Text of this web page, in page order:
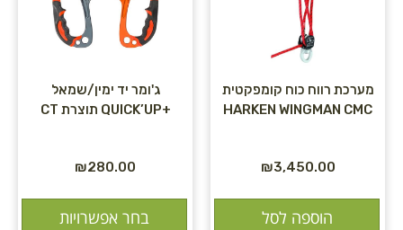
מערכת רווח כוח קומפקטית
HARKEN WINGMAN CMC
₪3,450.00
הוספה לסל
ג'ומר יד ימין/שמאל
+QUICK’UP תוצרת CT
₪280.00
בחר אפשרויות